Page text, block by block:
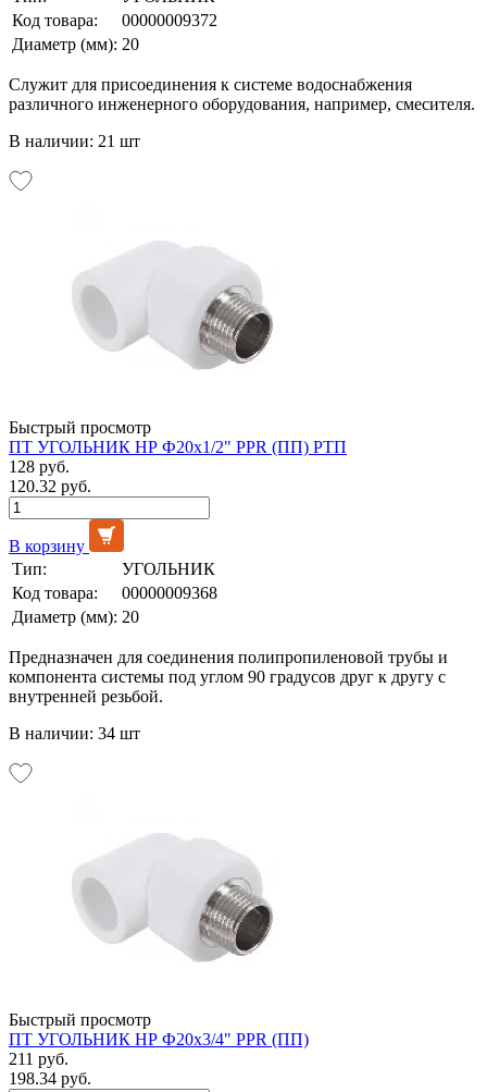
Код товара:
00000009372
Диаметр (мм): 20
Служит для присоединения к системе водоснабжения
различного инженерного оборудования, например, смесителя.
В наличии: 21 шт
Быстрый просмотр
ПТ УГОЛЬНИК НР Ф20х1/2" PPR (ПП) РТП
128 руб.
120.32 руб.
В корзину
Тип:
УГОЛЬНИК
Код товара:
00000009368
Диаметр (мм): 20
Предназначен для соединения полипропиленовой трубы и
компонента системы под углом 90 градусов друг к другу с
внутренней резьбой.
В наличии: 34 шт
Быстрый просмотр
ПТ УГОЛЬНИК НР Ф20х3/4" PPR (ПП)
211 руб.
198.34 руб.